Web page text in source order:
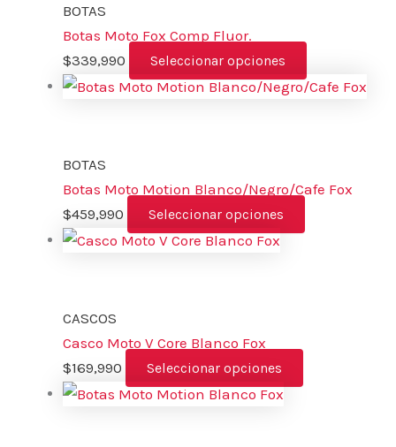
BOTAS
Botas Moto Fox Comp Fluor.
$339,990 Seleccionar opciones
BOTAS
Botas Moto Motion Blanco/Negro/Cafe Fox
$459,990 Seleccionar opciones
CASCOS
Casco Moto V Core Blanco Fox
$169,990 Seleccionar opciones